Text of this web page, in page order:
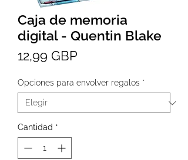
Caja de memoria
digital - Quentin Blake
12,99 GBP
Opciones para envolver regalos *
Cantidad *